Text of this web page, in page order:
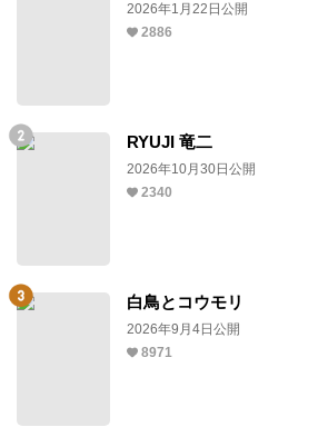
2026年1月22日公開
2886
RYUJI 竜二
2026年10月30日公開
2340
白鳥とコウモリ
2026年9月4日公開
8971